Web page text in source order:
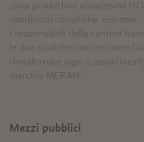
zona produttiva altoatesina
condizioni climatiche estreme.
I responsabili della cantina
le due storiche cantine come
rimodernare logo e
marchio MERAN.
Mezzi pubblici